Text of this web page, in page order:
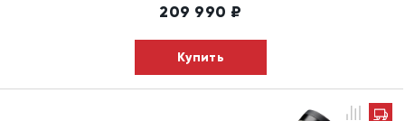
209 990 ₽
Купить